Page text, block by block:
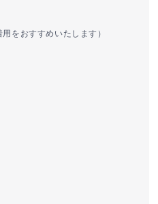
をおすすめいたします）